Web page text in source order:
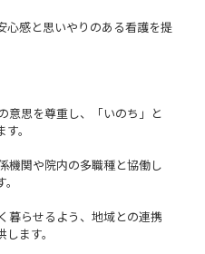
心感と思いやりのある看護を提
意思を尊重し、「いのち」と
。
機関や院内の多職種と協働し
暮らせるよう、地域との連携
ます。